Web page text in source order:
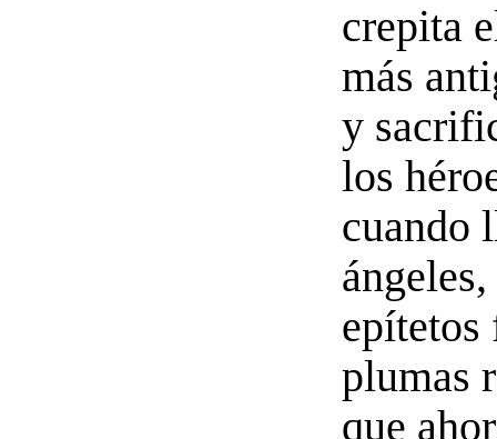
crepita
más
y
los
cuando
ángeles,
epítetos
plumas
que